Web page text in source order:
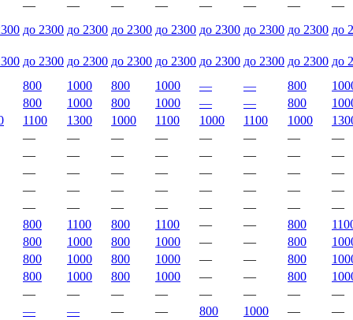
— — — — — — —
—
до 2300 до 2300 до 2300 до 2300 до 2300 до 2300 до 2300 до
до 2300 до 2300 до 2300 до 2300 до 2300 до 2300 до 2300 до
800 1000 800 1000 — — 800
800 1000 800 1000 — — 800
1100 1300 1000 1100 1000 1100 1000
— — — — — — —
—
— — — — — — —
—
— — — — — — —
—
— — — — — — —
—
— — — — — — —
—
800 1100 800 1100 — — 800
800 1000 800 1000 — — 800
800 1000 800 1000 — — 800
800 1000 800 1000 — — 800
— — — — — — —
—
— — — — 800 1000 —
—